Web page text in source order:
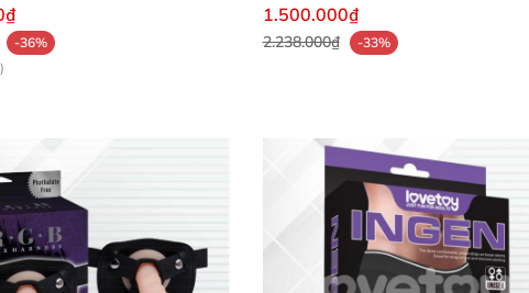
bên cạnh, bạn chỉ cần bấm nút là chỉnhđược độ rung
động khi ân ái nên cảm giác vô cùng chân thực.
-36%
1.500.000₫
2.238.000₫ -33%